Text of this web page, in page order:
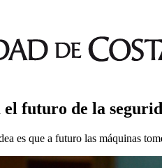
futuro de la
es que a futuro las máquinas